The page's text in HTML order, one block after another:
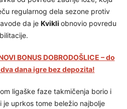
regularnog dela sezone protiv
da je Kvikli obnovio povredu
BONUS DOBRODOŠLICE – do
dana igre bez depozita!
ligaške faze takmičenja borio i
je uprkos tome beležio najbolje